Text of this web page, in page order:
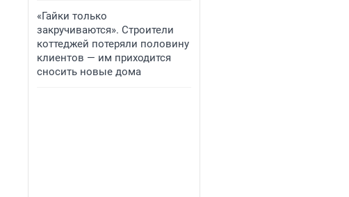
«Гайки только
закручиваются». Строители
коттеджей потеряли половину
клиентов — им приходится
сносить новые дома